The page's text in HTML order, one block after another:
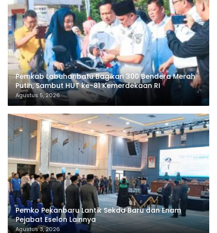
Pemkab Labuhanbatu Bagikan 300 Bendera Merah
Putih, Sambut HUT ke-81 Kemerdekaan RI
Agustus 5, 2026
Pemko Pekanbaru Lantik Sekda Baru dan Enam
Pejabat Eselon Lainnya
Agustus 3, 2026